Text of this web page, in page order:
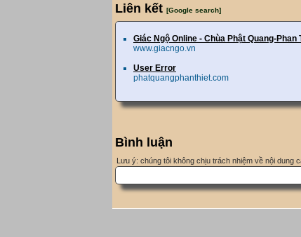
Liên kết [Google search]
Giác Ngộ Online - Chùa Phật Quang-Phan
www.giacngo.vn
User Error
phatquangphanthiet.com
Bình luận
Lưu ý: chúng tôi không chịu trách nhiệm về nội dung